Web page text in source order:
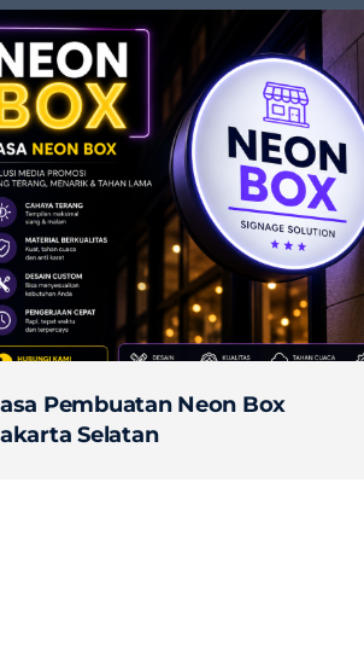
Pembuatan Neon Box
Selatan